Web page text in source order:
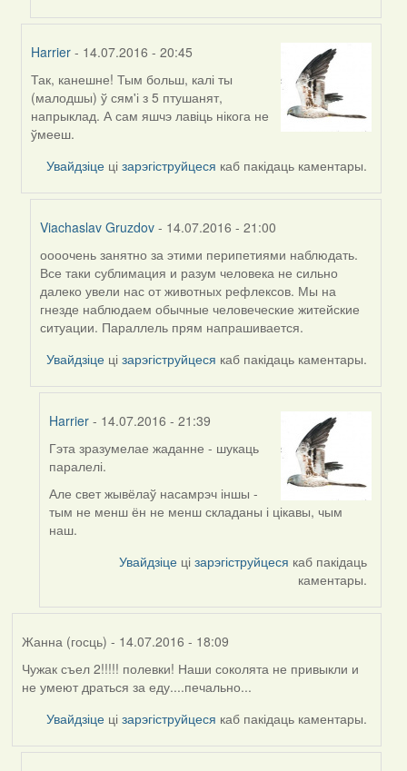
Harrier - 14.07.2016 - 20:45
In
reply
to
by
Viachaslav
Gruzdov
Так, канешне! Тым больш, калі ты
(малодшы) ў сям'і з 5 птушанят,
напрыклад. А сам яшчэ лавіць нікога не
ўмееш.
Увайдзіце цізарэгіструйцеся каб пакідаць каментары.
Viachaslav Gruzdov - 14.07.2016 - 21:00
In
reply
to
by
Harrier
оооочень занятно за этими перипетиями наблюдать.
Все таки сублимация и разум человека не сильно
далеко увели нас от животных рефлексов. Мы на
гнезде наблюдаем обычные человеческие житейские
ситуации. Параллель прям напрашивается.
Увайдзіце цізарэгіструйцеся каб пакідаць каментары.
Harrier- 14.07.2016 - 21:39
In
reply
to
by
Viachaslav
Гэта зразумелае жаданне - шукаць
паралелі.
Але свет жывёлаў насамрэч іншы -
тым не менш ён не менш складаны і цікавы, чым
наш.
Увайдзіце цізарэгіструйцеся каб пакідаць
каментары.
Жанна (госць) - 14.07.2016 - 18:09
Чужак съел 2!!!!! полевки! Наши соколята не привыкли и
не умеют драться за еду....печально...
Увайдзіце цізарэгіструйцеся каб пакідаць каментары.